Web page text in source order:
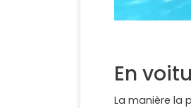
En
La manière la